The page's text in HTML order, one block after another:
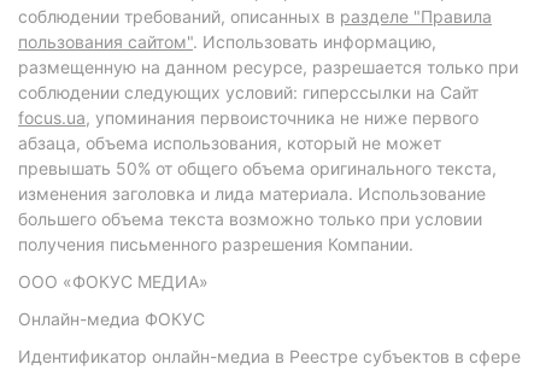
соблюдении требований, описанных в разделе "Правила
пользования сайтом". Использовать информацию,
размещенную на данном ресурсе, разрешается только при
соблюдении следующих условий: гиперссылки на Сайт
focus.ua, упоминания первоисточника не ниже первого
абзаца, объема использования, который не может
превышать 50% от общего объема оригинального текста,
изменения заголовка и лида материала. Использование
большего объема текста возможно только при условии
получения письменного разрешения Компании.
ООО «ФОКУС МЕДИА»
Онлайн-медиа ФОКУС
Идентификатор онлайн-медиа в Реестре субъектов в сфере